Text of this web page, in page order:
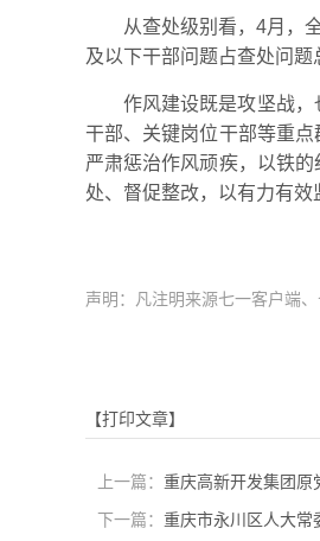
从查处级别看，4月，
及以下干部问题占查处问题
作风建设既是攻坚战
干部、关键岗位干部等重点
严肃惩治作风顽疾，以铁
处、督促整改，以有力有效
声明：凡注明来源七一客户端
【打印文章】
上一篇： 重庆高新开发集团原
下一篇： 重庆市永川区人大常